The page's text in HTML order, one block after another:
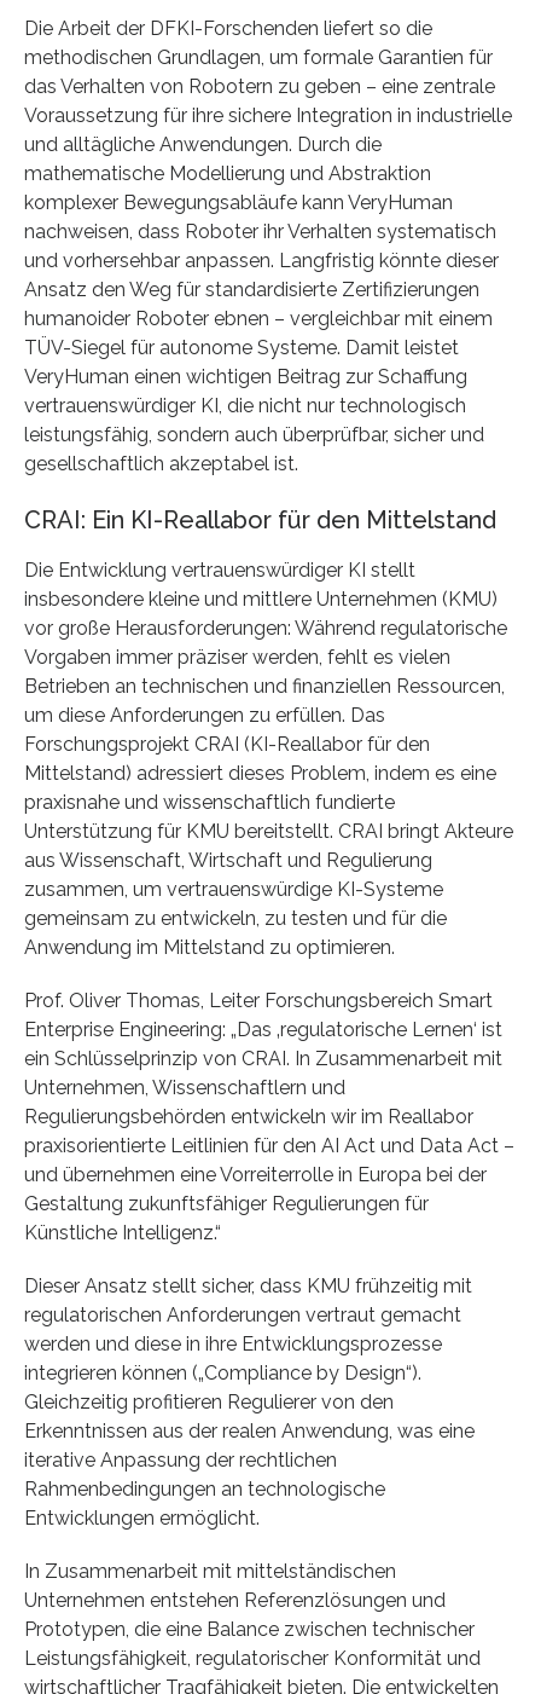
Die Arbeit der DFKI-Forschenden liefert so die
methodischen Grundlagen, um formale Garantien für
das Verhalten von Robotern zu geben – eine zentrale
Voraussetzung für ihre sichere Integration in industrielle
und alltägliche Anwendungen. Durch die
mathematische Modellierung und Abstraktion
komplexer Bewegungsabläufe kann VeryHuman
nachweisen, dass Roboter ihr Verhalten systematisch
und vorhersehbar anpassen. Langfristig könnte dieser
Ansatz den Weg für standardisierte Zertifizierungen
humanoider Roboter ebnen – vergleichbar mit einem
TÜV-Siegel für autonome Systeme. Damit leistet
VeryHuman einen wichtigen Beitrag zur Schaffung
vertrauenswürdiger KI, die nicht nur technologisch
leistungsfähig, sondern auch überprüfbar, sicher und
gesellschaftlich akzeptabel ist.
CRAI: Ein KI-Reallabor für den Mittelstand
Die Entwicklung vertrauenswürdiger KI stellt
insbesondere kleine und mittlere Unternehmen (KMU)
vor große Herausforderungen: Während regulatorische
Vorgaben immer präziser werden, fehlt es vielen
Betrieben an technischen und finanziellen Ressourcen,
um diese Anforderungen zu erfüllen. Das
Forschungsprojekt CRAI (KI-Reallabor für den
Mittelstand) adressiert dieses Problem, indem es eine
praxisnahe und wissenschaftlich fundierte
Unterstützung für KMU bereitstellt. CRAI bringt Akteure
aus Wissenschaft, Wirtschaft und Regulierung
zusammen, um vertrauenswürdige KI-Systeme
gemeinsam zu entwickeln, zu testen und für die
Anwendung im Mittelstand zu optimieren.
Prof. Oliver Thomas, Leiter Forschungsbereich Smart
Enterprise Engineering: „Das ‚regulatorische Lernen‘ ist
ein Schlüsselprinzip von CRAI. In Zusammenarbeit mit
Unternehmen, Wissenschaftlern und
Regulierungsbehörden entwickeln wir im Reallabor
praxisorientierte Leitlinien für den AI Act und Data Act –
und übernehmen eine Vorreiterrolle in Europa bei der
Gestaltung zukunftsfähiger Regulierungen für
Künstliche Intelligenz.“
Dieser Ansatz stellt sicher, dass KMU frühzeitig mit
regulatorischen Anforderungen vertraut gemacht
werden und diese in ihre Entwicklungsprozesse
integrieren können („Compliance by Design“).
Gleichzeitig profitieren Regulierer von den
Erkenntnissen aus der realen Anwendung, was eine
iterative Anpassung der rechtlichen
Rahmenbedingungen an technologische
Entwicklungen ermöglicht.
In Zusammenarbeit mit mittelständischen
Unternehmen entstehen Referenzlösungen und
Prototypen, die eine Balance zwischen technischer
Leistungsfähigkeit, regulatorischer Konformität und
wirtschaftlicher Tragfähigkeit bieten. Die entwickelten